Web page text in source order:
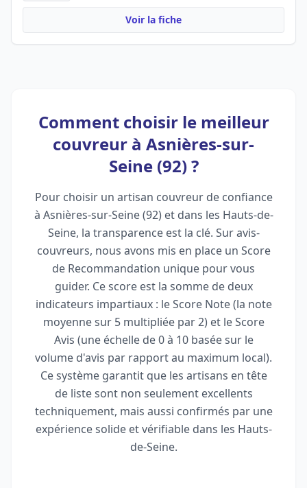
Voir la fiche
Comment choisir le meilleur
couvreur à Asnières-sur-
Seine (92) ?
Pour choisir un artisan couvreur de confiance
à Asnières-sur-Seine (92) et dans les Hauts-de-
Seine, la transparence est la clé. Sur avis-
couvreurs, nous avons mis en place un Score
de Recommandation unique pour vous
guider. Ce score est la somme de deux
indicateurs impartiaux : le Score Note (la note
moyenne sur 5 multipliée par 2) et le Score
Avis (une échelle de 0 à 10 basée sur le
volume d'avis par rapport au maximum local).
Ce système garantit que les artisans en tête
de liste sont non seulement excellents
techniquement, mais aussi confirmés par une
expérience solide et vérifiable dans les Hauts-
de-Seine.